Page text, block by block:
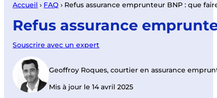
Accueil › FAQ › Refus assurance emprunteur BNP : que
Refus assurance
Souscrire avec un expert
Geoffroy Roques, courtier en assurance
Mis à jour le 14 avril 2025